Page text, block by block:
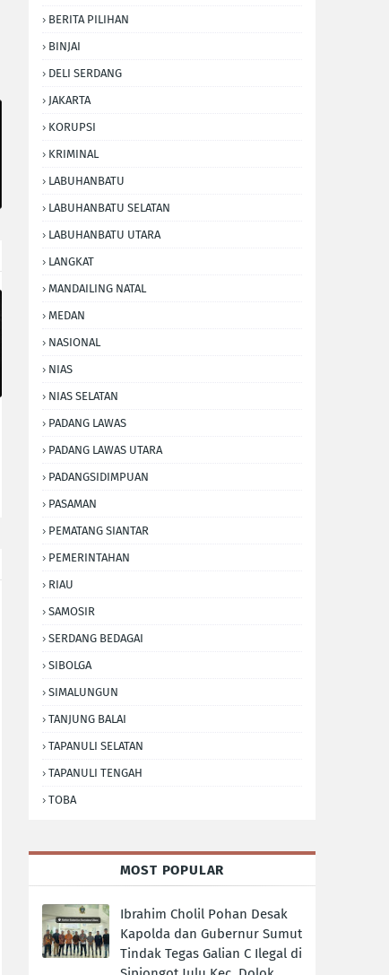
BERITA PILIHAN
BINJAI
DELI SERDANG
JAKARTA
KORUPSI
KRIMINAL
LABUHANBATU
LABUHANBATU SELATAN
LABUHANBATU UTARA
LANGKAT
MANDAILING NATAL
MEDAN
NASIONAL
NIAS
NIAS SELATAN
PADANG LAWAS
PADANG LAWAS UTARA
PADANGSIDIMPUAN
PASAMAN
PEMATANG SIANTAR
PEMERINTAHAN
RIAU
SAMOSIR
SERDANG BEDAGAI
SIBOLGA
SIMALUNGUN
TANJUNG BALAI
TAPANULI SELATAN
TAPANULI TENGAH
TOBA
MOST POPULAR
Ibrahim Cholil Pohan Desak
Kapolda dan Gubernur Sumut
Tindak Tegas Galian C Ilegal di